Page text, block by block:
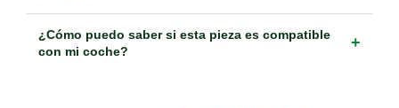
¿Cómo puedo saber si esta pieza es compatible
con mi coche?
+